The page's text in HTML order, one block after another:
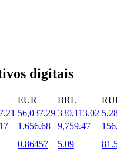
digitais
EUR BRL
56,037.29 330,113.02
1,656.68 9,759.47
0.86457 5.09